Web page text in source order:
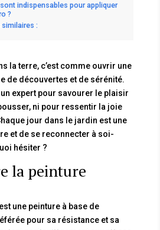
indispensables pour appliquer
?
:
la terre, c’est comme ouvrir une
de découvertes et de sérénité.
un expert pour savourer le plaisir
ni pour ressentir la joie
jour dans le jardin est une
et de se reconnecter à soi-
hésiter ?
la peinture
est une peinture à base de
pour sa résistance et sa